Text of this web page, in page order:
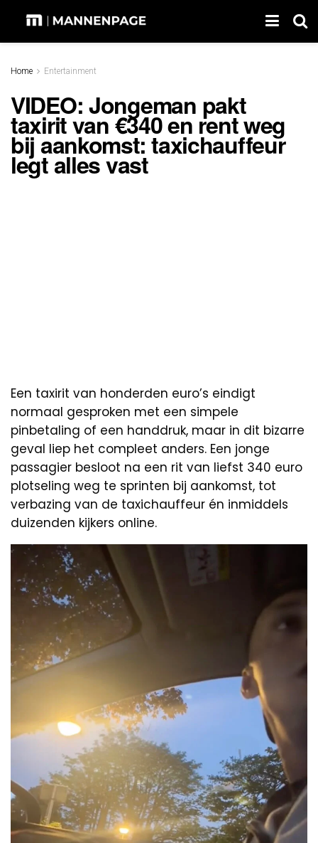
Home Entertainment
VIDEO: Jongeman pakt
taxirit van €340 en rent weg
bij aankomst: taxichauffeur
legt alles vast
Een taxirit van honderden euro’s eindigt
normaal gesproken met een simpele
pinbetaling of een handdruk, maar in dit bizarre
geval liep het compleet anders. Een jonge
passagier besloot na een rit van liefst 340 euro
plotseling weg te sprinten bij aankomst, tot
verbazing van de taxichauffeur én inmiddels
duizenden kijkers online.